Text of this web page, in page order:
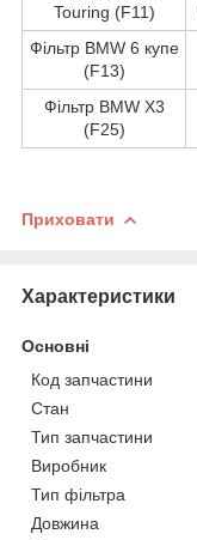
Touring (F11)
Фільтр BMW 6 купе
(F13)
Фільтр BMW X3
(F25)
Приховати
Характеристики
Основні
Код запчастини
Стан
Тип запчастини
Виробник
Тип фільтра
Довжина